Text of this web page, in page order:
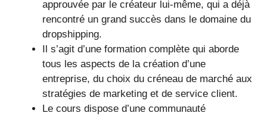
approuvée par le créateur lui-même, qui a déjà
rencontré un grand succès dans le domaine du
dropshipping.
Il s’agit d’une formation complète qui aborde
tous les aspects de la création d’une
entreprise, du choix du créneau de marché aux
stratégies de marketing et de service client.
Le cours dispose d’une communauté